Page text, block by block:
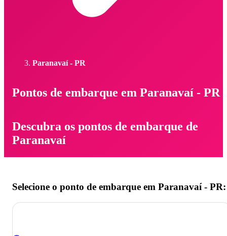
Paranavaí - PR
Pontos de embarque em Paranavaí - PR
Descubra os pontos de embarque de
Paranavaí
Selecione o ponto de embarque em Paranavaí - PR: